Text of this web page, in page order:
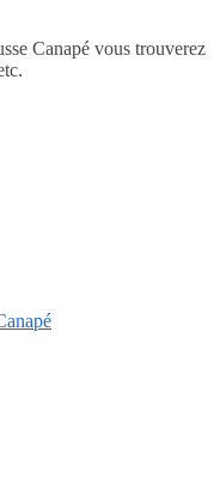
Canapé vous trouverez